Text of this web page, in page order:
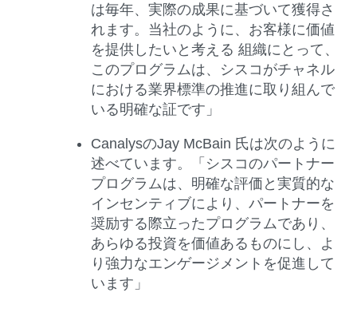
は毎年、実際の成果に基づいて獲得さ
れます。当社のように、お客様に価値
を提供したいと考える 組織にとって、
このプログラムは、シスコがチャネル
における業界標準の推進に取り組んで
いる明確な証です」
CanalysのJay McBain 氏は次のように
述べています。「シスコのパートナー
プログラムは、明確な評価と実質的な
インセンティブにより、パートナーを
奨励する際立ったプログラムであり、
あらゆる投資を価値あるものにし、よ
り強力なエンゲージメントを促進して
います」